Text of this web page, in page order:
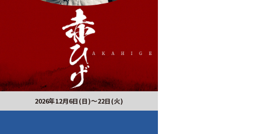
2026年12月6日(日)～22日(火)